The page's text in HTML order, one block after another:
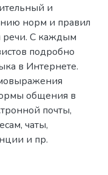
и
норм и правил
речи. С каждым
подробно
в Интернете.
общения в
почты,
чаты,
и пр.